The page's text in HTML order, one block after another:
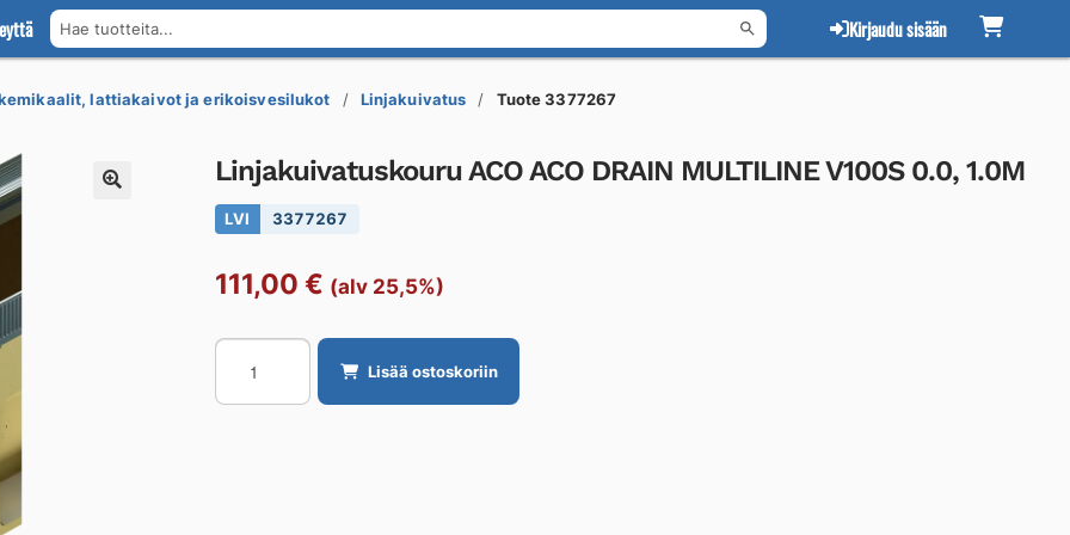
Hae tuotteita... Kirjaudu sisään
lattiakaivot ja erikoisvesilukot Linjakuivatus Tuote 3377267
Linjakuivatuskouru ACO ACO DRAIN MULTILINE V100S 0.0, 1.0M
LVI 3377267
111,00 € (alv 25,5%)
Linjakuivatuskouru
ACO
ACO
Lisää ostoskoriin